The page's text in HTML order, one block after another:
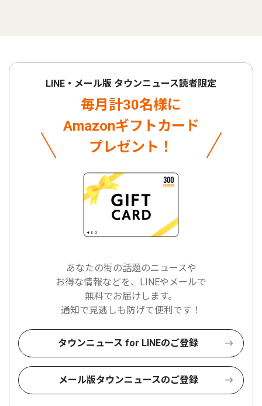
LINE・メール版 タウンニュース読者限定
毎月計30名様に
Amazonギフトカード
プレゼント！
あなたの街の話題のニュースや
お得な情報などを、LINEやメールで
無料でお届けします。
通知で見逃しも防げて便利です！
タウンニュース for LINEのご登録
メール版タウンニュースのご登録